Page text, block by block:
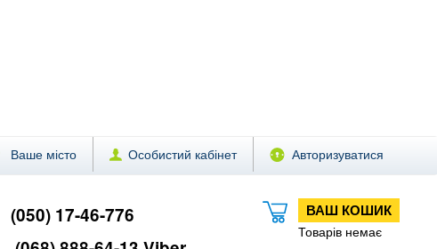
Ваше місто Особистий кабінет Авторизуватися
ВАШ КОШИК
Товарів немає
(050) 17-46-776